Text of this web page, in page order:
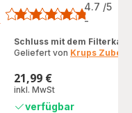
4.7 /5
-
Schluss mit dem
Geliefert von Krups
Preis
21,99 €
inkl. MwSt
verfügbar